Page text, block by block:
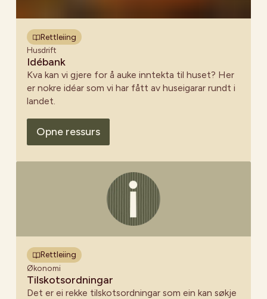
Rettleiing
Husdrift
Idébank
Kva kan vi gjere for å auke inntekta til huset? Her
er nokre idéar som vi har fått av huseigarar rundt i
landet.
Opne ressurs
Rettleiing
Økonomi
Tilskotsordningar
Det er ei rekke tilskotsordningar som ein kan søkje